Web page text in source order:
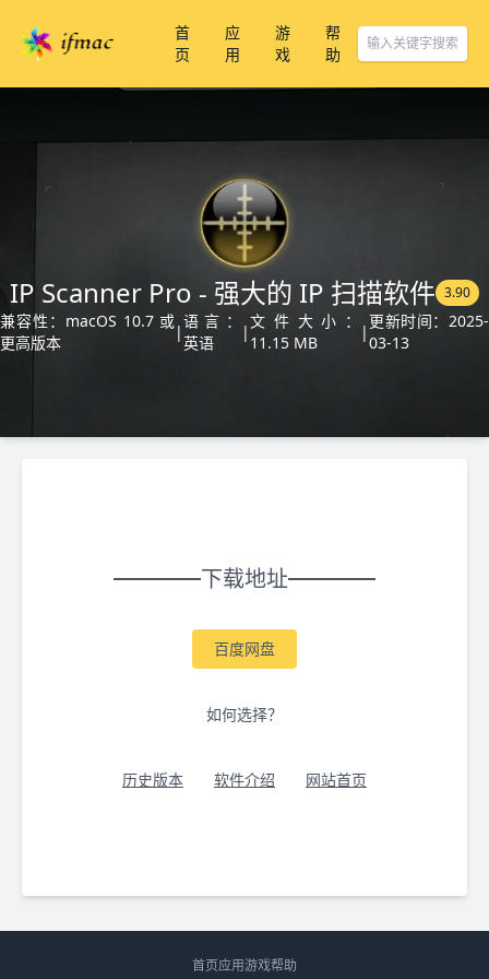
首
页
应
用
游
戏
帮
助
IP Scanner Pro - 强大的 IP 扫描软件 3.90
兼容性：macOS 10.7 或
更高版本
|
语言：
英语
|
文件大小：
11.15 MB
|
更新时间：2025-
03-13
下载地址
百度网盘
如何选择？
历史版本 软件介绍 网站首页
首页应用游戏帮助